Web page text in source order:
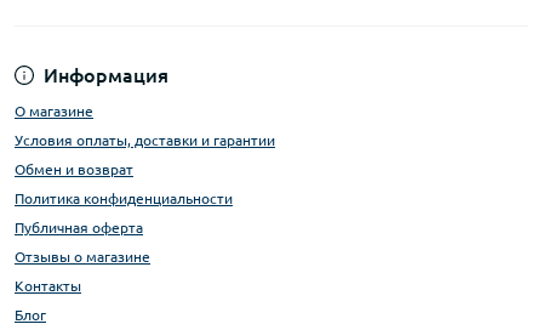
Информация
О магазине
Условия оплаты, доставки и гарантии
Обмен и возврат
Политика конфиденциальности
Публичная оферта
Отзывы о магазине
Контакты
Блог